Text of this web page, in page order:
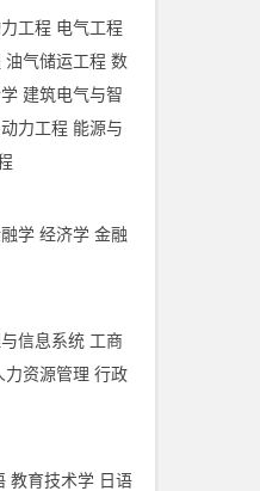
工程 电气工程
油气储运工程 数
建筑电气与智
力工程 能源与
学 经济学 金融
信息系统 工商
力资源管理 行政
教育技术学 日语